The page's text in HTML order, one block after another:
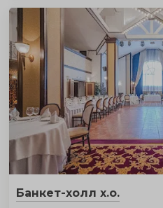
Банкет-холл х.о.